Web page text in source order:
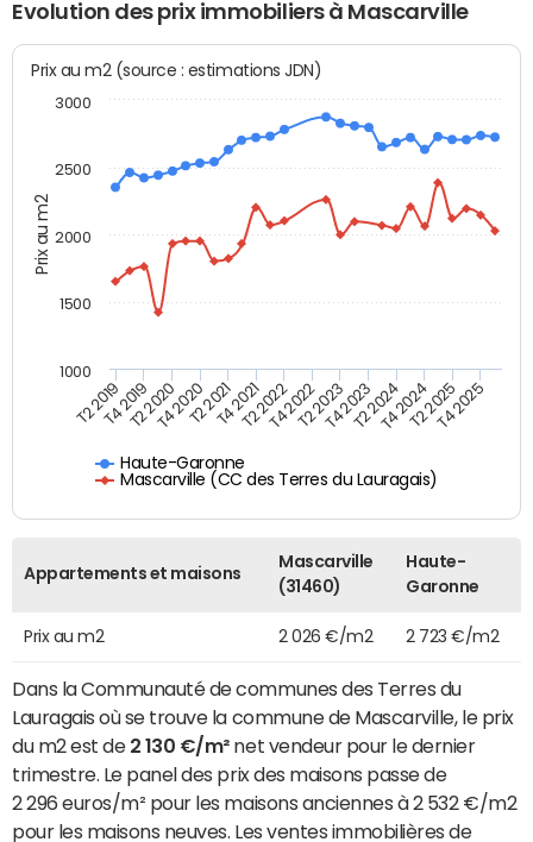
Evolution des prix immobiliers à Mascarville
Prix au m2
Prix au m2 (source : estimations JDN)
Haute-Garonne
Mascarville (CC des Terres du Lauragais)
T2 2019T4 2019T2 2020T4 2020T2 2021T4 2021T2 2022T4 2022T2 2023T4 2023T2 2024T4 2024T2 2025T4 2025
1000
1500
2000
2500
3000
Appartements et maisons
Mascarville
(31460)
Haute-
Garonne
Prix au m2 2 026 €/m2 2 723 €/m2
Dans la Communauté de communes des Terres du
Lauragais où se trouve la commune de Mascarville, le prix
du m2 est de 2 130 €/m²net vendeur pour le dernier
trimestre. Le panel des prix des maisons passe de
2 296 euros/m² pour les maisons anciennes à 2 532 €/m2
pour les maisons neuves. Les ventes immobilières de